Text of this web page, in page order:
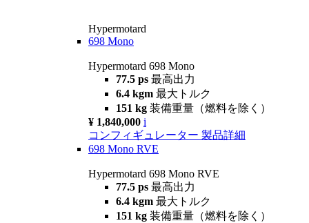
Hypermotard
698 Mono
Hypermotard 698 Mono
77.5 ps 最高出力
6.4 kgm 最大トルク
151 kg 装備重量（燃料を除く）
¥ 1,840,000 i
コンフィギュレーター 製品詳細
698 Mono RVE
Hypermotard 698 Mono RVE
77.5 ps 最高出力
6.4 kgm 最大トルク
151 kg 装備重量（燃料を除く）